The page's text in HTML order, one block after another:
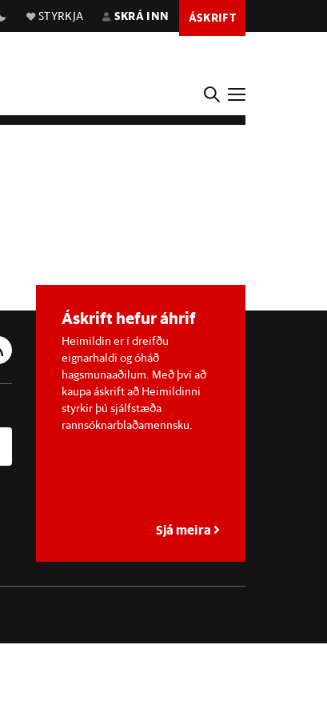
STYRKJA SKRÁ INN ÁSKRIFT
Áskrift hefur áhrif
Heimildin er í dreifðu
eignarhaldi og óháð
hagsmunaaðilum. Með því að
kaupa áskrift að Heimildinni
styrkir þú sjálfstæða
rannsóknarblaðamennsku.
Sjá meira